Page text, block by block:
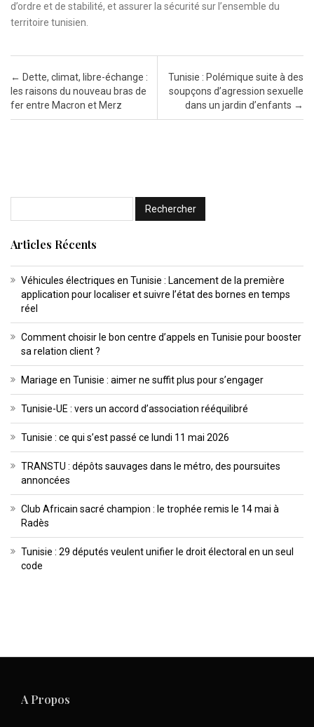
d’ordre et de stabilité, et assurer la sécurité sur l’ensemble du
territoire tunisien.
Post navigation
← Dette, climat, libre-échange :
les raisons du nouveau bras de
fer entre Macron et Merz
Tunisie : Polémique suite à des
soupçons d’agression sexuelle
dans un jardin d’enfants →
Articles Récents
Véhicules électriques en Tunisie : Lancement de la première
application pour localiser et suivre l’état des bornes en temps
réel
Comment choisir le bon centre d’appels en Tunisie pour booster
sa relation client ?
Mariage en Tunisie : aimer ne suffit plus pour s’engager
Tunisie-UE : vers un accord d’association rééquilibré
Tunisie : ce qui s’est passé ce lundi 11 mai 2026
TRANSTU : dépôts sauvages dans le métro, des poursuites
annoncées
Club Africain sacré champion : le trophée remis le 14 mai à
Radès
Tunisie : 29 députés veulent unifier le droit électoral en un seul
code
A Propos